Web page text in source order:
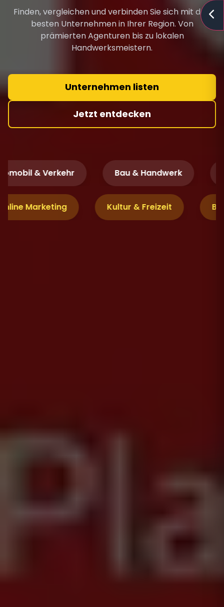
Finden, vergleichen und verbinden Sie sich mit den
besten Unternehmen in Ihrer Region. Von
prämierten Agenturen bis zu lokalen
Handwerksmeistern.
Unternehmen listen
Jetzt entdecken
& Verkehr Bau & Handwerk
Online Marketing Kultur & Freizeit